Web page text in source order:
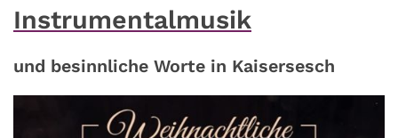
Instrumentalmusik
und besinnliche Worte in Kaisersesch